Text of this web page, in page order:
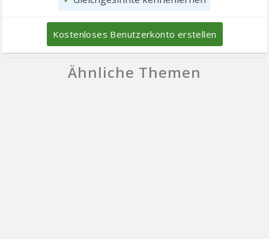
Kostenloses Benutzerkonto erstellen
Ähnliche Themen